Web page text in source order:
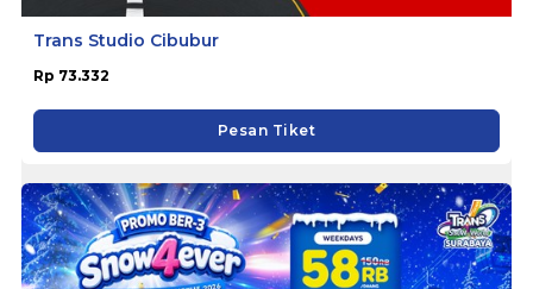
Trans Studio Cibubur
Rp 73.332
Pesan Tiket